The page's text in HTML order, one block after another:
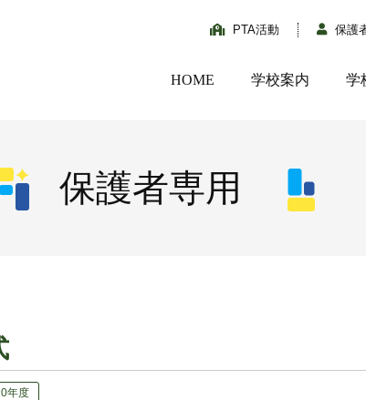
PTA活動 保護
HOME 学校案内 学
保護者専用
年度